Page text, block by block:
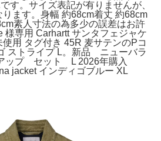
す。サイズ表記が有りませんが、
ます。身幅 約68cm着丈 約68cm
素人寸法の為多少の誤差はお許
様専用 Carhartt サンタフェジャケ
用 タグ付き 45R 麦サテンのPコ
ストライプ L。新品 ニューバラ
ップ セット L 2026年購入
jacket インディゴブルー XL